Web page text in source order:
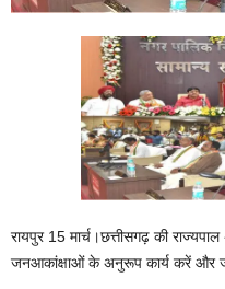
रायपुर 15 मार्च।छत्तीसगढ़ की
जनआकांक्षाओं के अनुरूप कार्य करें और